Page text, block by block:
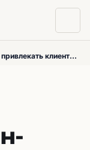
SEO для дизайн-студий: как привлекать клиентов на проекты